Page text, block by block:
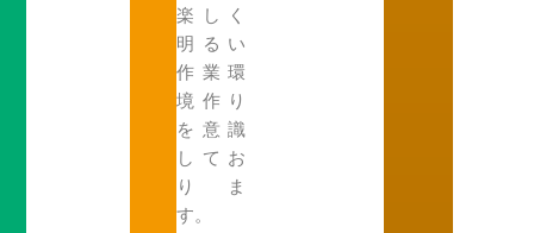
楽しく
明るい
作業環
境作り
を意識
してお
りま
す。